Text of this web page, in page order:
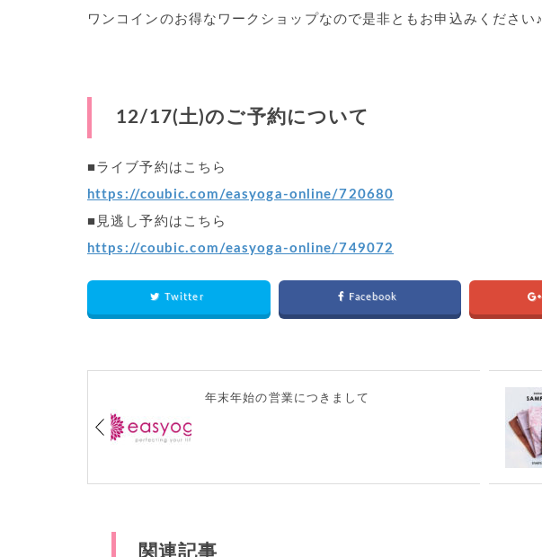
ワンコインのお得なワークショップなので是非ともお申込みください♪
12/17(土)のご予約について
■ライブ予約はこちら
https://coubic.com/easyoga-online/720680
■見逃し予約はこちら
https://coubic.com/easyoga-online/749072
Twitter Facebook
年末年始の営業につきまして
関連記事